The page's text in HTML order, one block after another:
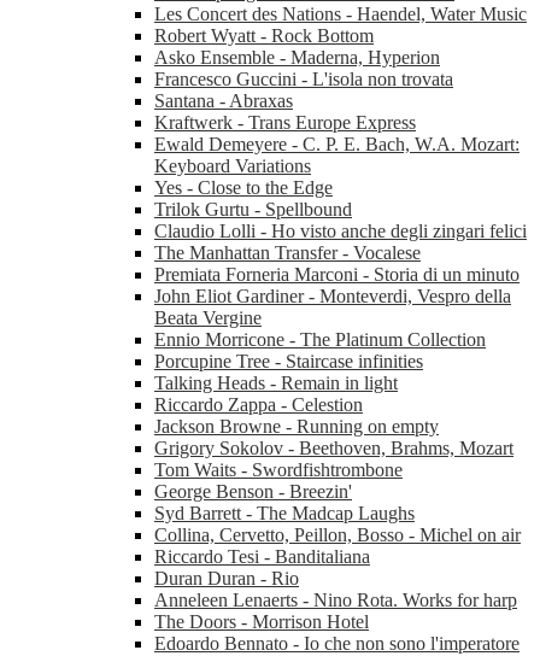
Les Concert des Nations - Haendel, Water Music
Robert Wyatt - Rock Bottom
Asko Ensemble - Maderna, Hyperion
Francesco Guccini - L'isola non trovata
Santana - Abraxas
Kraftwerk - Trans Europe Express
Ewald Demeyere - C. P. E. Bach, W.A. Mozart:
Keyboard Variations
Yes - Close to the Edge
Trilok Gurtu - Spellbound
Claudio Lolli - Ho visto anche degli zingari felici
The Manhattan Transfer - Vocalese
Premiata Forneria Marconi - Storia di un minuto
John Eliot Gardiner - Monteverdi, Vespro della
Beata Vergine
Ennio Morricone - The Platinum Collection
Porcupine Tree - Staircase infinities
Talking Heads - Remain in light
Riccardo Zappa - Celestion
Jackson Browne - Running on empty
Grigory Sokolov - Beethoven, Brahms, Mozart
Tom Waits - Swordfishtrombone
George Benson - Breezin'
Syd Barrett - The Madcap Laughs
Collina, Cervetto, Peillon, Bosso - Michel on air
Riccardo Tesi - Banditaliana
Duran Duran - Rio
Anneleen Lenaerts - Nino Rota. Works for harp
The Doors - Morrison Hotel
Edoardo Bennato - Io che non sono l'imperatore